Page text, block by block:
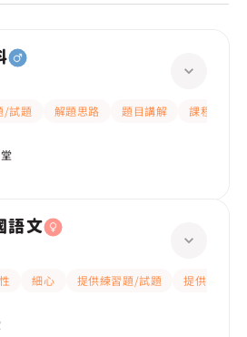
/試題 解題思路 題目講解
課程設計
語文
細心 提供練習題/試題
提供筆記